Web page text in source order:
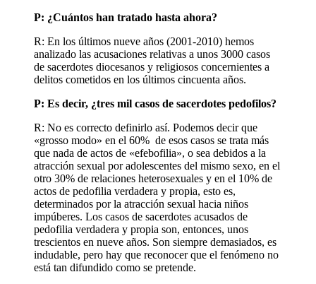
P: ¿Cuántos han tratado hasta ahora?
R: En los últimos nueve años (2001-2010) hemos
analizado las acusaciones relativas a unos 3000 casos
de sacerdotes diocesanos y religiosos concernientes a
delitos cometidos en los últimos cincuenta años.
P: Es decir, ¿tres mil casos de sacerdotes pedofilos?
R: No es correcto definirlo así. Podemos decir que
«grosso modo» en el 60% de esos casos se trata más
que nada de actos de «efebofilia», o sea debidos a la
atracción sexual por adolescentes del mismo sexo, en el
otro 30% de relaciones heterosexuales y en el 10% de
actos de pedofilia verdadera y propia, esto es,
determinados por la atracción sexual hacia niños
impúberes. Los casos de sacerdotes acusados de
pedofilia verdadera y propia son, entonces, unos
trescientos en nueve años. Son siempre demasiados, es
indudable, pero hay que reconocer que el fenómeno no
está tan difundido como se pretende.